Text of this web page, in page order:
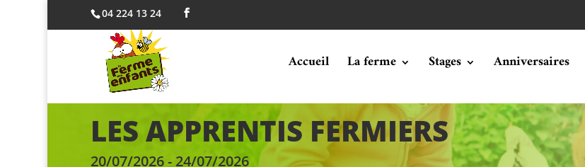
04 224 13 24
Accueil La ferme Stages Anniversaires
LES APPRENTIS FERMIERS
20/07/2026 - 24/07/2026